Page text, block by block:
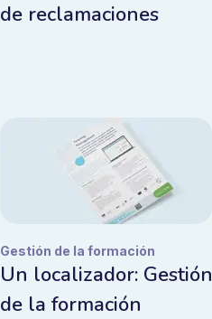
de reclamaciones
Gestión de la formación
Un localizador: Gestión
de la formación